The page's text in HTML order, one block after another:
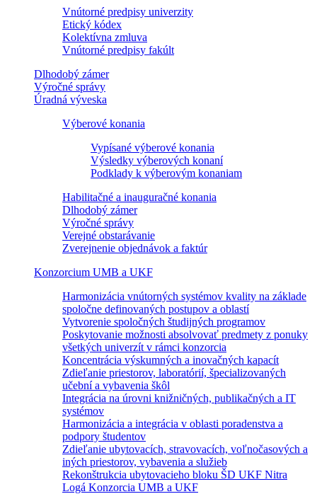
Vnútorné predpisy univerzity
Etický kódex
Kolektívna zmluva
Vnútorné predpisy fakúlt
Dlhodobý zámer
Výročné správy
Úradná výveska
Výberové konania
Vypísané výberové konania
Výsledky výberových konaní
Podklady k výberovým konaniam
Habilitačné a inauguračné konania
Dlhodobý zámer
Výročné správy
Verejné obstarávanie
Zverejnenie objednávok a faktúr
Konzorcium UMB a UKF
Harmonizácia vnútorných systémov kvality na základe
spoločne definovaných postupov a oblastí
Vytvorenie spoločných študijných programov
Poskytovanie možnosti absolvovať predmety z ponuky
všetkých univerzít v rámci konzorcia
Koncentrácia výskumných a inovačných kapacít
Zdieľanie priestorov, laboratórií, špecializovaných
učební a vybavenia škôl
Integrácia na úrovni knižničných, publikačných a IT
systémov
Harmonizácia a integrácia v oblasti poradenstva a
podpory študentov
Zdieľanie ubytovacích, stravovacích, voľnočasových a
iných priestorov, vybavenia a služieb
Rekonštrukcia ubytovacieho bloku ŠD UKF Nitra
Logá Konzorcia UMB a UKF